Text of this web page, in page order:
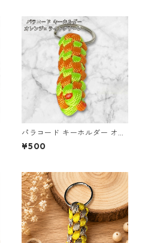
パラコード キーホルダー オレ
ンジ ライトグリーン 編み込み
s25
¥500